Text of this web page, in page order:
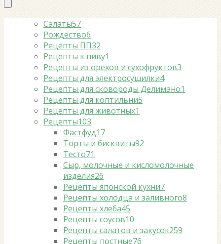
Салаты57
Рождество6
Рецепты ПП32
Рецепты к пиву1
Рецепты из орехов и сухофруктов3
Рецепты для электросушилки4
Рецепты для сковороды Делимано1
Рецепты для коптильни5
Рецепты для животных1
Рецепты103
Фастфуд17
Торты и бисквиты92
Тесто71
Сыр, молочные и кисломолочные
изделия26
Рецепты японской кухни7
Рецепты холодца и заливного8
Рецепты хлеба45
Рецепты соусов10
Рецепты салатов и закусок259
Рецепты постные76